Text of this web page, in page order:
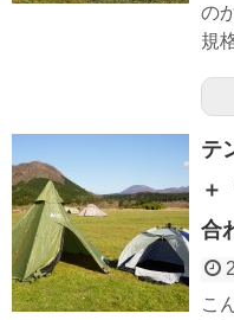
の
規
テ
＋
合
こ